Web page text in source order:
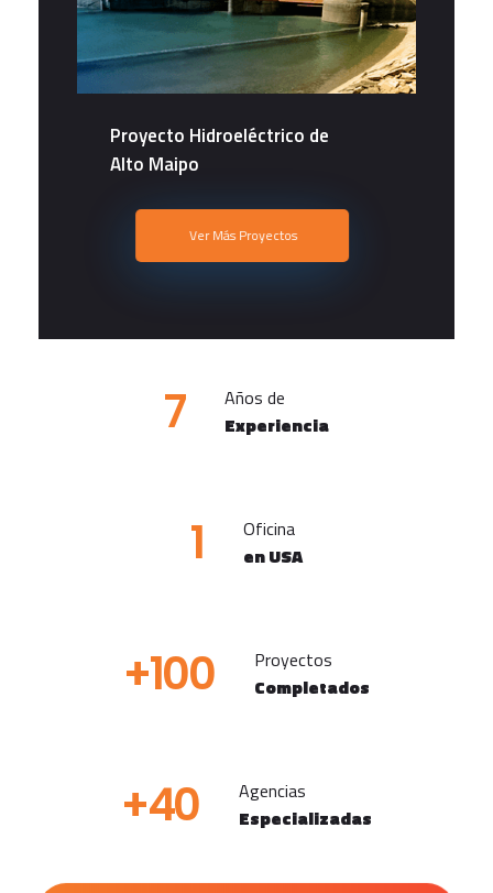
Proyecto Hidroeléctrico de
Alto Maipo
Ver Más Proyectos
7
Años de
Experiencia
1
Oficina
en USA
+100
Proyectos
Completados
+40
Agencias
Especializadas